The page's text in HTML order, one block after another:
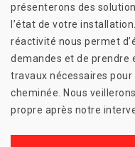
présenterons des
l’état de votre
réactivité nous permet
demandes et de prendre
travaux nécessaires
cheminée. Nous
propre après notre